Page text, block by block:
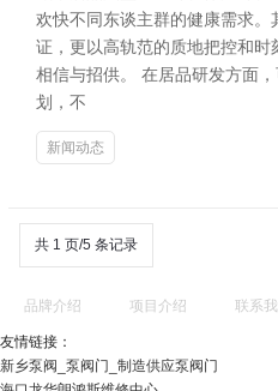
欢快不同东谈主群的健康需求。
证，更以高轨范的质地把控和
相信与招供。 在居品研发方面
划，不
新闻动态
共 1 页/5 条记录
品牌介绍 项目介绍 联系我
友情链接：
新乡泵阀_泵阀门_制造供应泵阀门